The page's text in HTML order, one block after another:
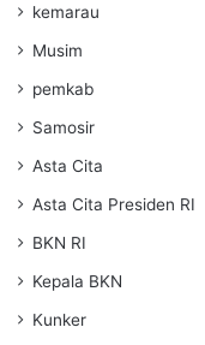
kemarau
Musim
pemkab
Samosir
Asta Cita
Asta Cita Presiden RI
BKN RI
Kepala BKN
Kunker